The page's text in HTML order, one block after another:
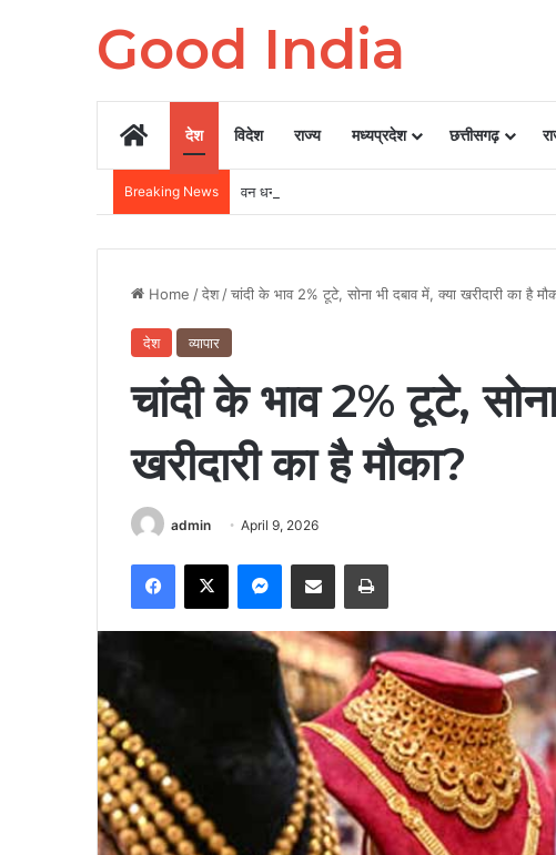
Good India
Homeदेश विदेश राज्य मध्यप्रदेश छत्तीसगढ़
Breaking News वन धन योजना की सफलता: महुआ से मूल्यवर्धित उत्पाद बनाकर
Home /देश /चांदी के भाव 2% टूटे, सोना भी दबाव में, क्या खरीदारी का है
देश व्यापार
चांदी के भाव 2% टूटे,
खरीदारी का है मौका?
admin April 9, 2026
Facebook
X Messenger
Share via Email Print